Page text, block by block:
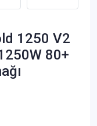
1250 V2
80+